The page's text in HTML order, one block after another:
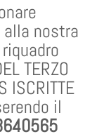
nostra
TERZO
ISCRITTE
il